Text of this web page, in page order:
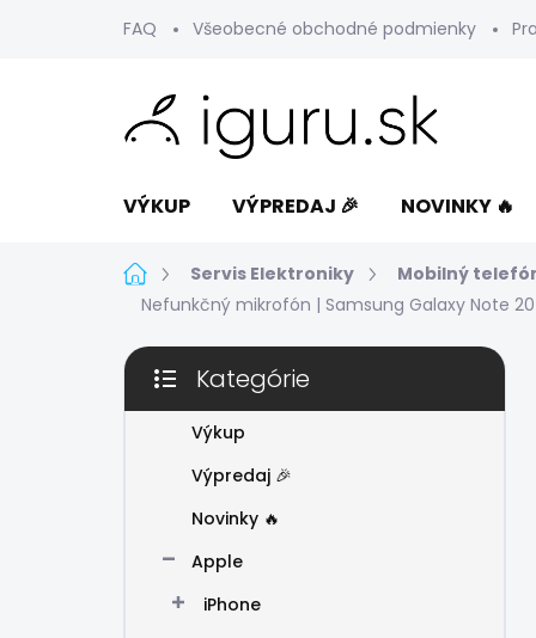
FAQ Všeobecné obchodné podmienky
VÝKUP VÝPREDAJ 🎉 NOVINKY 🔥
DomovServis Elektroniky Mobilný
Nefunkčný mikrofón | Samsung Galaxy Note 20
B
č
Preskočiť
kategórie
Kategórie
Výkup
Výpredaj 🎉
Novinky 🔥
Apple
iPhone